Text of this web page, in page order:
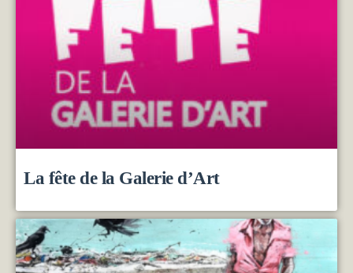
La fête de la Galerie d’Art